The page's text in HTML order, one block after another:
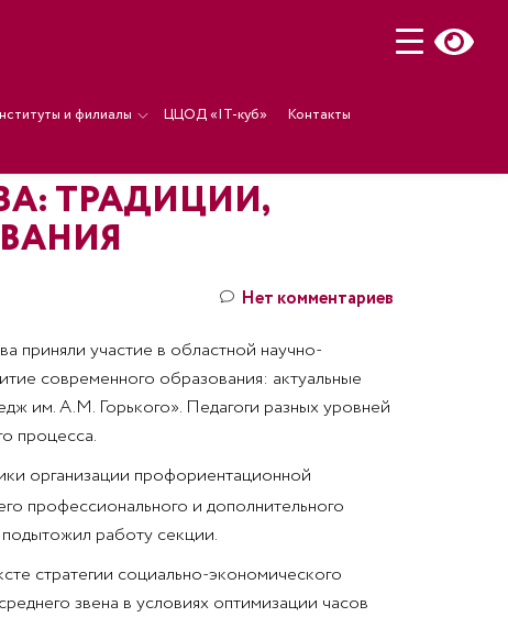
и филиалы ЦЦОД «IT-куб»
Контакты
ТРАДИЦИИ,
Нет комментариев
приняли участие в областной научно-
современного образования: актуальные
им. А.М. Горького». Педагоги разных уровней
процесса.
организации профориентационной
профессионального и дополнительного
работу секции.
стратегии социально-экономического
звена в условиях оптимизации часов